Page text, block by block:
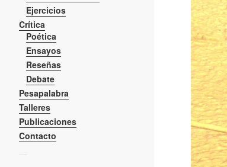
Ejercicios
Crítica
Poética
Ensayos
Reseñas
Debate
Pesapalabra
Talleres
Publicaciones
Contacto
—